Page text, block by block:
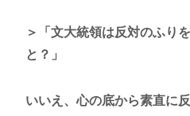
＞「文大統領は反対のふり
と？」
いいえ、心の底から素直に